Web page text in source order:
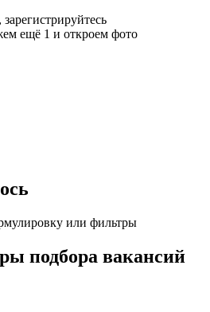
ещё 1 и откроем фото
или фильтры
подбора вакансий